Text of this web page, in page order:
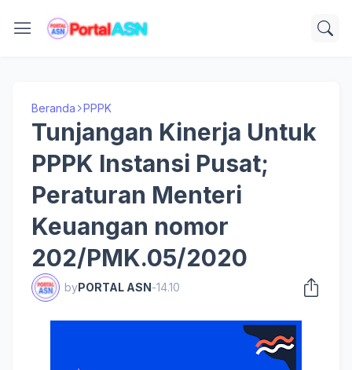
Beranda PPPK
Tunjangan Kinerja Untuk
PPPK Instansi Pusat;
Peraturan Menteri
Keuangan nomor
202/PMK.05/2020
byPORTAL ASN-14.10